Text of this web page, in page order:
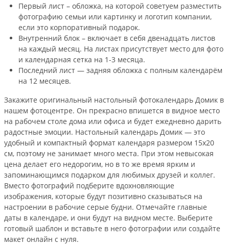
Первый лист – обложка, на которой советуем разместить
фотографию семьи или картинку и логотип компании,
если это корпоративный подарок.
Внутренний блок – включает в себя двенадцать листов
на каждый месяц. На листах присутствует место для фото
и календарная сетка на 1-3 месяца.
Последний лист — задняя обложка с полным календарём
на 12 месяцев.
Закажите оригинальный настольный фотокалендарь Домик в
нашем фотоцентре. Он прекрасно впишется в видное место
на рабочем столе дома или офиса и будет ежедневно дарить
радостные эмоции. Настольный календарь Домик — это
удобный и компактный формат календаря размером 15х20
см, поэтому не занимает много места. При этом невысокая
цена делает его недорогим, но в то же время ярким и
запоминающимся подарком для любимых друзей и коллег.
Вместо фотографий подберите вдохновляющие
изображения, которые будут позитивно сказываться на
настроении в рабочие серые будни. Отмечайте главные
даты в календаре, и они будут на видном месте. Выберите
готовый шаблон и вставьте в него фотографии или создайте
макет онлайн с нуля.